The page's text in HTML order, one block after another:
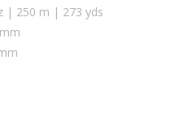
| 250 m | 273 yds